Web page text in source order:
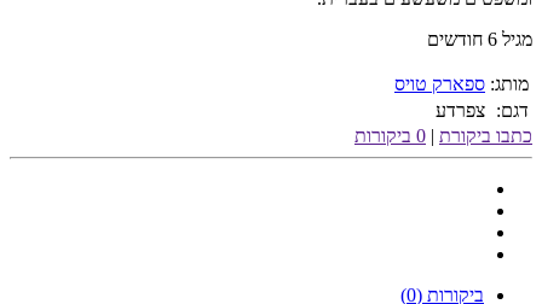
מגיל 6 חודשים
מותג: ספארק טויס
דגם: צפרדע
כתבו ביקורת | 0 ביקורות
ביקורות (0)